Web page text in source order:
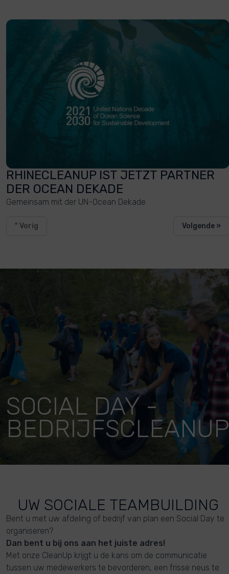
RHINECLEANUP IST JETZT PARTNER
DER OCEAN DEKADE
Gemeinsam mit der UN-Ocean Dekade
" Vorig Volgende »
SOCIAL DAY -
BEDRIJFSCLEANUP
UW SOCIALE TEAMBUILDING
Bent u met uw afdeling of bedrijf van plan een Social Day te
organiseren?
Dan bent u bij ons aan het juiste adres!
Met onze CleanUp krijgt u de kans om de communicatie
tussen uw medewerkers te bevorderen, een frisse neus te